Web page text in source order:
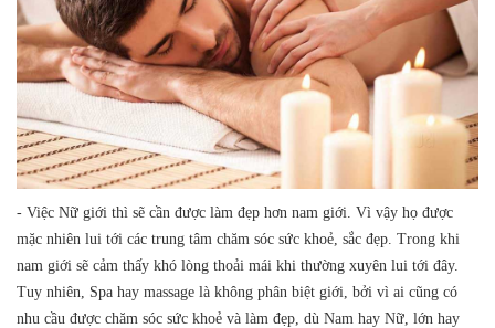
- Việc Nữ giới thì sẽ cần được làm đẹp hơn nam giới. Vì vậy họ được
mặc nhiên lui tới các trung tâm chăm sóc sức khoẻ, sắc đẹp. Trong khi
nam giới sẽ cảm thấy khó lòng thoải mái khi thường xuyên lui tới đây.
Tuy nhiên, Spa hay massage là không phân biệt giới, bởi vì ai cũng có
nhu cầu được chăm sóc sức khoẻ và làm đẹp, dù Nam hay Nữ, lớn hay